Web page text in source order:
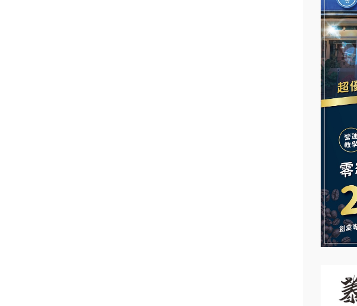
NU
會
潮鍋
蓁伙
霏等
早
冰
說明
微風
【
優握
冬城
拾鑶
阿性
龍
舒
韓金
義氣
白
明會